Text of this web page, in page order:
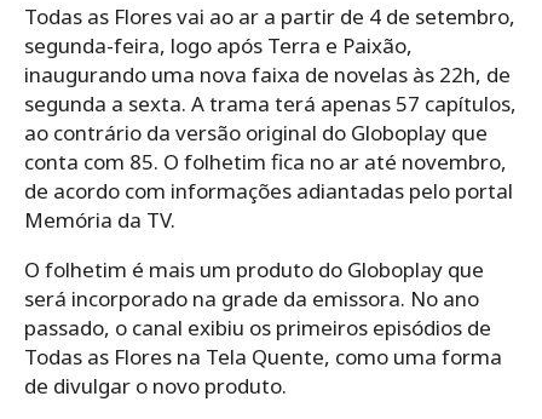
Todas as Flores vai ao ar a partir de 4 de setembro,
segunda-feira, logo após Terra e Paixão,
inaugurando uma nova faixa de novelas às 22h, de
segunda a sexta. A trama terá apenas 57 capítulos,
ao contrário da versão original do Globoplay que
conta com 85. O folhetim fica no ar até novembro,
de acordo com informações adiantadas pelo portal
Memória da TV.
O folhetim é mais um produto do Globoplay que
será incorporado na grade da emissora. No ano
passado, o canal exibiu os primeiros episódios de
Todas as Flores na Tela Quente, como uma forma
de divulgar o novo produto.